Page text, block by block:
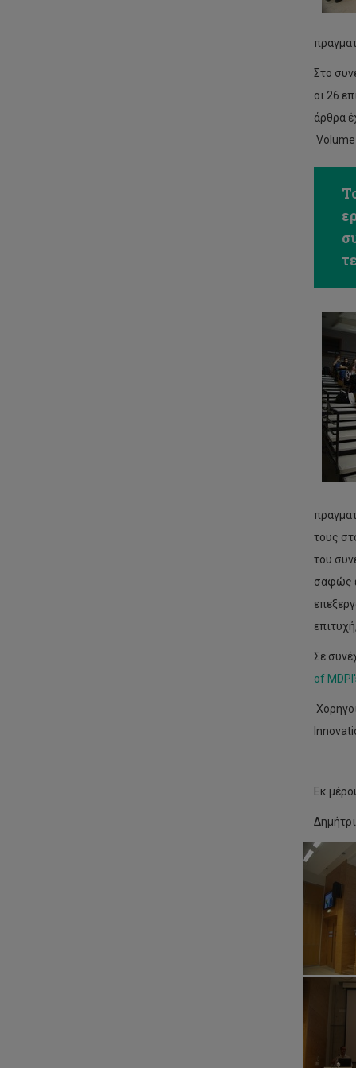
Στο
οι 26
άρθρα
Volume
τους
του
σαφώς
Σε
of
Εκ